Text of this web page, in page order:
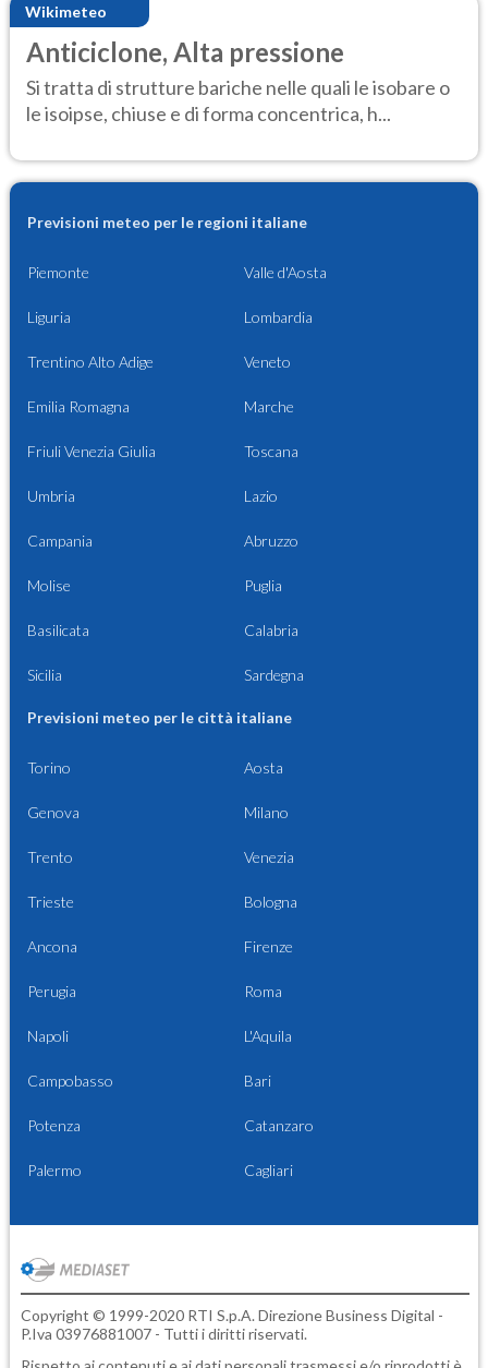
Wikimeteo
Anticiclone, Alta pressione
Si tratta di strutture bariche nelle quali le isobare o
le isoipse, chiuse e di forma concentrica, h...
Previsioni meteo per le regioni italiane
Piemonte Valle d'Aosta
Liguria Lombardia
Trentino Alto Adige Veneto
Emilia Romagna Marche
Friuli Venezia Giulia Toscana
Umbria Lazio
Campania Abruzzo
Molise Puglia
Basilicata Calabria
Sicilia Sardegna
Previsioni meteo per le città italiane
Torino Aosta
Genova Milano
Trento Venezia
Trieste Bologna
Ancona Firenze
Perugia Roma
Napoli L'Aquila
Campobasso Bari
Potenza Catanzaro
Palermo Cagliari
Copyright © 1999-2020 RTI S.p.A. Direzione Business Digital -
P.Iva 03976881007 - Tutti i diritti riservati.